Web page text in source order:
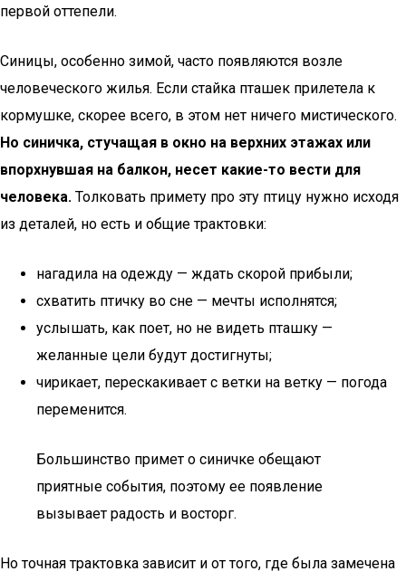
первой оттепели.
Синицы, особенно зимой, часто появляются возле
человеческого жилья. Если стайка пташек прилетела к
кормушке, скорее всего, в этом нет ничего мистического.
Но синичка, стучащая в окно на верхних этажах или
впорхнувшая на балкон, несет какие-то вести для
человека. Толковать примету про эту птицу нужно исходя
из деталей, но есть и общие трактовки:
нагадила на одежду — ждать скорой прибыли;
схватить птичку во сне — мечты исполнятся;
услышать, как поет, но не видеть пташку —
желанные цели будут достигнуты;
чирикает, перескакивает с ветки на ветку — погода
переменится.
Большинство примет о синичке обещают
приятные события, поэтому ее появление
вызывает радость и восторг.
Но точная трактовка зависит и от того, где была замечена